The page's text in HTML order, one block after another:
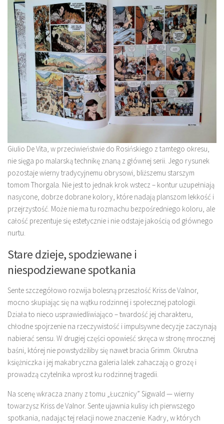
Giulio De Vita, w przeciwieństwie do Rosińskiego z tamtego okresu,
nie sięga po malarską technikę znaną z głównej serii. Jego rysunek
pozostaje wierny tradycyjnemu obrysowi, bliższemu starszym
tomom Thorgala. Nie jest to jednak krok wstecz – kontur uzupełniają
nasycone, dobrze dobrane kolory, które nadają planszom lekkość i
przejrzystość. Może nie ma tu rozmachu bezpośredniego koloru, ale
całość prezentuje się estetycznie i nie odstaje jakością od głównego
nurtu.
Stare dzieje, spodziewane i
niespodziewane spotkania
Sente szczegółowo rozwija bolesną przeszłość Kriss de Valnor,
mocno skupiając się na wątku rodzinnej i społecznej patologii.
Działa to nieco usprawiedliwiająco – twardość jej charakteru,
chłodne spojrzenie na rzeczywistość i impulsywne decyzje zaczynają
nabierać sensu. W drugiej części opowieść skręca w stronę mrocznej
baśni, której nie powstydziliby się nawet bracia Grimm. Okrutna
księżniczka i jej makabryczna galeria lalek zahaczają o grozę i
prowadzą czytelnika wprost ku rodzinnej tragedii.
Na scenę wkracza znany z tomu „Łucznicy” Sigwald — wierny
towarzysz Kriss de Valnor. Sente ujawnia kulisy ich pierwszego
spotkania, nadając tej relacji nowe znaczenie. Kadry, w których